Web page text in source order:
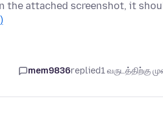
the attached screenshot, it
mem9836replied1 வருடத்திற்கு